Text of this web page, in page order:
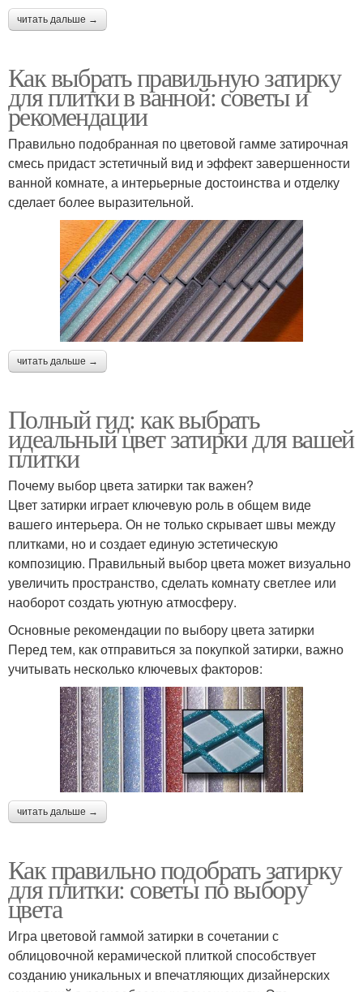
читать дальше →
Как выбрать правильную затирку
для плитки в ванной: советы и
рекомендации
Правильно подобранная по цветовой гамме затирочная
смесь придаст эстетичный вид и эффект завершенности
ванной комнате, а интерьерные достоинства и отделку
сделает более выразительной.
читать дальше →
Полный гид: как выбрать
идеальный цвет затирки для вашей
плитки
Почему выбор цвета затирки так важен?
Цвет затирки играет ключевую роль в общем виде
вашего интерьера. Он не только скрывает швы между
плитками, но и создает единую эстетическую
композицию. Правильный выбор цвета может визуально
увеличить пространство, сделать комнату светлее или
наоборот создать уютную атмосферу.
Основные рекомендации по выбору цвета затирки
Перед тем, как отправиться за покупкой затирки, важно
учитывать несколько ключевых факторов:
читать дальше →
Как правильно подобрать затирку
для плитки: советы по выбору
цвета
Игра цветовой гаммой затирки в сочетании с
облицовочной керамической плиткой способствует
созданию уникальных и впечатляющих дизайнерских